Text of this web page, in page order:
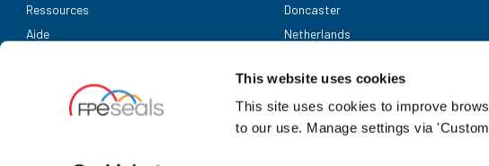
This website uses cookies
This site uses cookies to improve
to our use. Manage settings via
Ressources
Aide
Doncaster
Netherlands